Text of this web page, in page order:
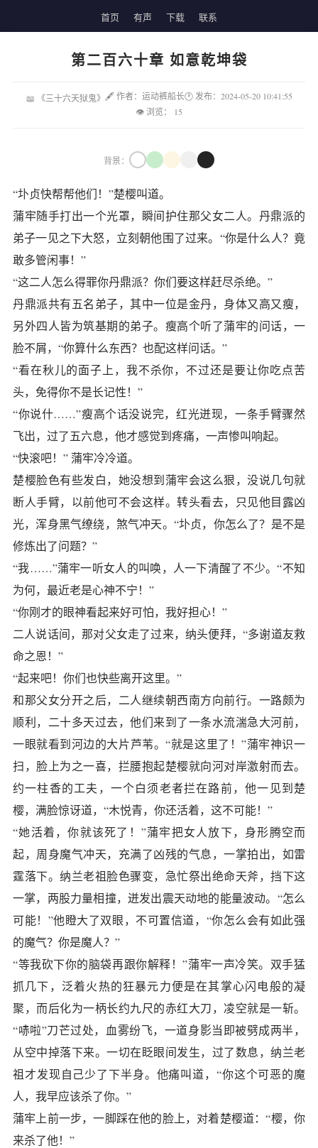
首页 有声 下载 联系
第二百六十章 如意乾坤袋
📖 《三十六天狱鬼》 🖋 作者：运动裤船长🕐 发布：2024-05-20 10:41:55
👁 浏览：
15
背景：
“圤贞快帮帮他们！”楚樱叫道。
蒲牢随手打出一个光罩，瞬间护住那父女二人。丹鼎派的
弟子一见之下大怒，立刻朝他围了过来。“你是什么人？竟
敢多管闲事！”
“这二人怎么得罪你丹鼎派？你们要这样赶尽杀绝。”
丹鼎派共有五名弟子，其中一位是金丹，身体又高又瘦，
另外四人皆为筑基期的弟子。瘦高个听了蒲牢的问话，一
脸不屑，“你算什么东西？也配这样问话。”
“看在秋儿的面子上，我不杀你，不过还是要让你吃点苦
头，免得你不是长记性！”
“你说什……”瘦高个话没说完，红光迸现，一条手臂骤然
飞出，过了五六息，他才感觉到疼痛，一声惨叫响起。
“快滚吧！” 蒲牢冷冷道。
楚樱脸色有些发白，她没想到蒲牢会这么狠，没说几句就
断人手臂，以前他可不会这样。转头看去，只见他目露凶
光，浑身黑气缭绕，煞气冲天。“圤贞，你怎么了？是不是
修炼出了问题？”
“我……”蒲牢一听女人的叫唤，人一下清醒了不少。“不知
为何，最近老是心神不宁！”
“你刚才的眼神看起来好可怕，我好担心！”
二人说话间，那对父女走了过来，纳头便拜，“多谢道友救
命之恩！”
“起来吧！你们也快些离开这里。”
和那父女分开之后，二人继续朝西南方向前行。一路颇为
顺利，二十多天过去，他们来到了一条水流湍急大河前，
一眼就看到河边的大片芦苇。“就是这里了！”蒲牢神识一
扫，脸上为之一喜，拦腰抱起楚樱就向河对岸激射而去。
约一柱香的工夫，一个白须老者拦在路前，他一见到楚
樱，满脸惊讶道，“木悦青，你还活着，这不可能！”
“她活着，你就该死了！”蒲牢把女人放下，身形腾空而
起，周身魔气冲天，充满了凶残的气息，一掌拍出，如雷
霆落下。纳兰老祖脸色骤变，急忙祭出绝命天斧，挡下这
一掌，两股力量相撞，迸发出震天动地的能量波动。“怎么
可能！”他瞪大了双眼，不可置信道，“你怎么会有如此强
的魔气？你是魔人？”
“等我砍下你的脑袋再跟你解释！”蒲牢一声冷笑。双手猛
抓几下，泛着火热的狂暴元力便是在其掌心闪电般的凝
聚，而后化为一柄长约九尺的赤红大刀，凌空就是一斩。
“哧啦”刀芒过处，血雾纷飞，一道身影当即被劈成两半，
从空中掉落下来。一切在眨眼间发生，过了数息，纳兰老
祖才发现自己少了下半身。他痛叫道，“你这个可恶的魔
人，我早应该杀了你。”
蒲牢上前一步，一脚踩在他的脸上，对着楚樱道：“樱，你
来杀了他！”